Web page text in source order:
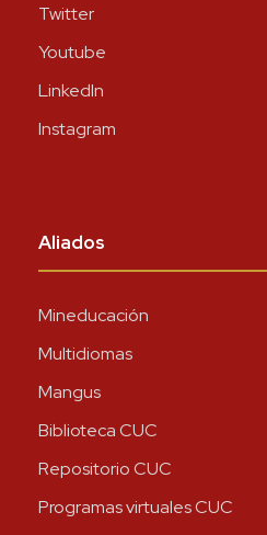
Twitter
Youtube
LinkedIn
Instagram
Aliados
Mineducación
Multidiomas
Mangus
Biblioteca CUC
Repositorio CUC
Programas virtuales CUC